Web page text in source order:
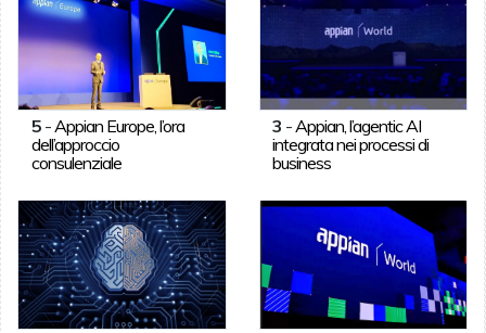
5-Appian Europe, l’ora
dell’approccio
consulenziale
3 -Appian, l’agentic AI
integrata nei processi di
business